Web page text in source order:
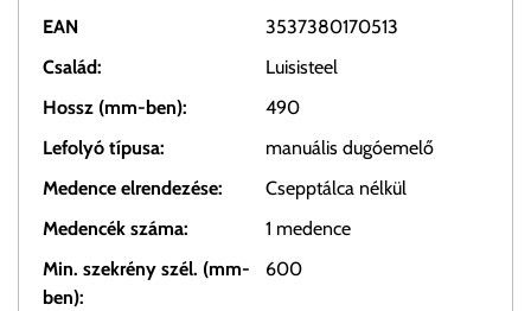
EAN
3537380170513
Család:
Luisisteel
Hossz (mm-ben):
490
Lefolyó típusa:
manuális dugóemelő
Medence elrendezése:
Csepptálca nélkül
Medencék száma:
1 medence
Min. szekrény szél. (mm-
ben):
600